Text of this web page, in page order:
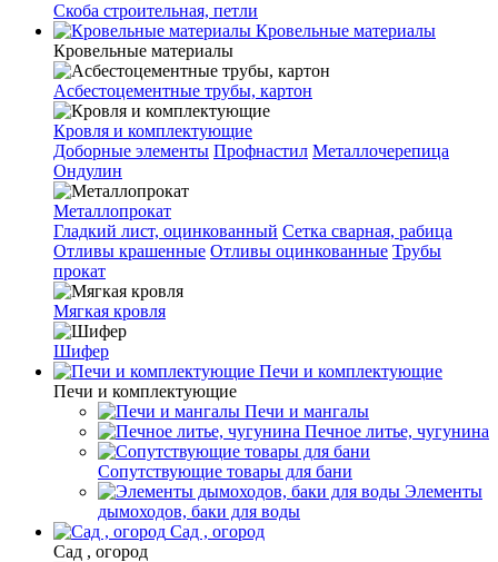
Скоба строительная, петли
Кровельные материалы
Кровельные материалы
Асбестоцементные трубы, картон
Кровля и комплектующие
Доборные элементы Профнастил Металлочерепица
Ондулин
Металлопрокат
Гладкий лист, оцинкованный Сетка сварная, рабица
Отливы крашенные Отливы оцинкованные Трубы
прокат
Мягкая кровля
Шифер
Печи и комплектующие
Печи и комплектующие
Печи и мангалы
Печное литье, чугунина
Сопутствующие товары для бани
Элементы
дымоходов, баки для воды
Сад , огород
Сад , огород